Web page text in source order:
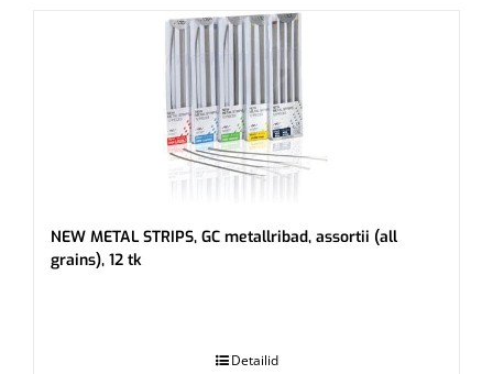
NEW METAL STRIPS, GC metallribad, assortii (all
grains), 12 tk
Detailid